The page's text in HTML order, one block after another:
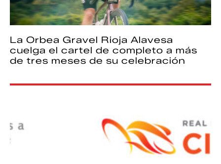
La Orbea Gravel Rioja Alavesa
cuelga el cartel de completo a más
de tres meses de su celebración